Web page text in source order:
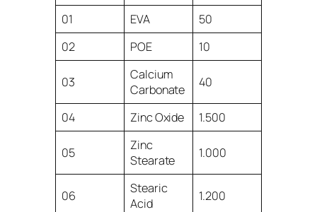
01
EVA
50
02
POE 10
03
Calcium
Carbonate
40
04 Zinc Oxide 1.500
05
Zinc
Stearate
1.000
06
Stearic
Acid
1.200